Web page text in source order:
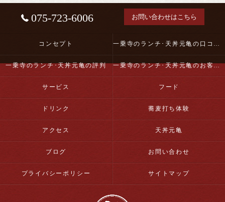
075-723-6006 お問い合わせはこちら
コンセプト 一乗寺のランチ･天丼元亀の口コミ情報
一乗寺のランチ･天丼元亀の評判 一乗寺のランチ･天丼元亀のお客様の声
サービス フード
ドリンク 蕎麦打ち体験
アクセス 天丼元亀
ブログ お問い合わせ
プライバシーポリシー サイトマップ